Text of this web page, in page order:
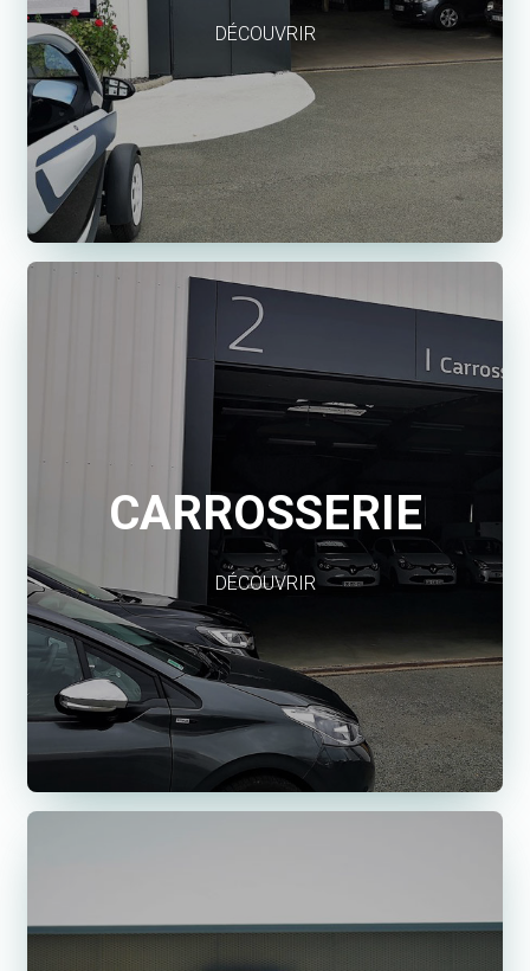
DÉCOUVRIR
CARROSSERIE
DÉCOUVRIR